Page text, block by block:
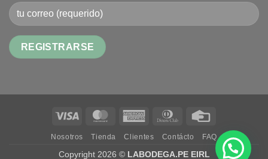
Visa MasterCardAmerican
Dinners
Card
Nosotros Tienda Clientes Contácto FAQ
Copyright 2026 © LABODEGA.PE EIRL